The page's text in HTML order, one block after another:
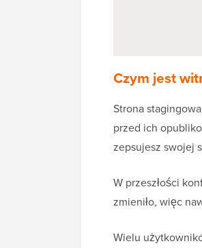
Czym jest
Strona
przed ich
zepsujesz swojej
W przeszłości
zmieniło, więc
Wielu